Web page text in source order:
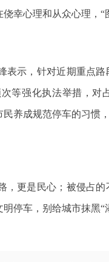
幸心理和从众心理，
表示，针对近期重点
等强化执法举措，对
养成规范停车的习惯
，更是民心；被侵占
停车，别给城市抹黑“